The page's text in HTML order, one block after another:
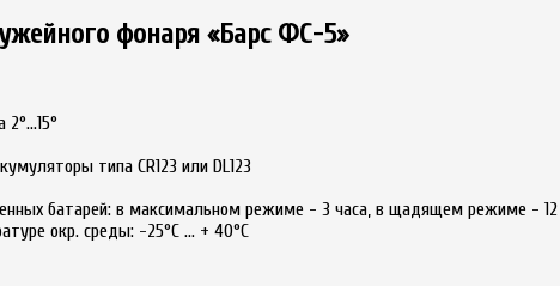
фонаря «Барс ФС-5»
2°…15°
типа CR123 или DL123
батарей: в максимальном режиме - 3 часа, в щадящем режиме - 12
окр. среды: -25°C … + 40°C